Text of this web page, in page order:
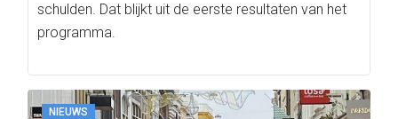
schulden. Dat blijkt uit de eerste resultaten van het
programma.
NIEUWS